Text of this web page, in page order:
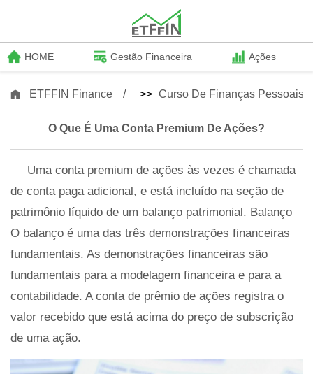
HOME Gestão Financeira Ações
ETFFIN Finance >> Curso De Finanças Pessoais
O Que É Uma Conta Premium De Ações?
Uma conta premium de ações às vezes é chamada
de conta paga adicional, e está incluído na seção de
patrimônio líquido de um balanço patrimonial. Balanço
O balanço é uma das três demonstrações financeiras
fundamentais. As demonstrações financeiras são
fundamentais para a modelagem financeira e para a
contabilidade. A conta de prêmio de ações registra o
valor recebido que está acima do preço de subscrição
de uma ação.